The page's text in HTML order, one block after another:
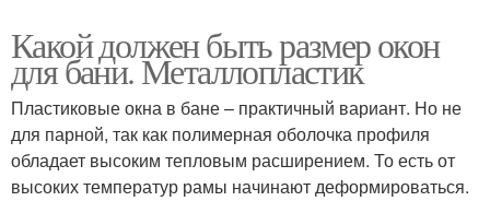
Какой должен быть размер окон
для бани. Металлопластик
Пластиковые окна в бане – практичный вариант. Но не
для парной, так как полимерная оболочка профиля
обладает высоким тепловым расширением. То есть от
высоких температур рамы начинают деформироваться.